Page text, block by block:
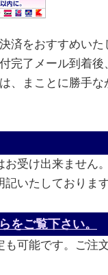
済をおすすめいた
完了メール到着後
、まことに勝手な
お受け出来ません
記いたしておりま
をご覧下さい。
可能です。ご注